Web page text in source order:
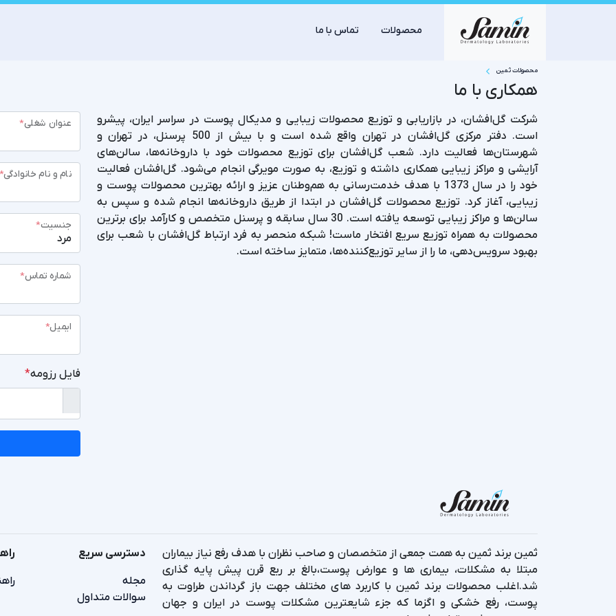
محصولات تماس با ما
محصولات‌ ثمین
همکاری با ما
شرکت گل‌افشان، در بازاریابی و توزیع محصولات زیبایی و مدیکال پوست در سراسر ایران، پیشرو
است. دفتر مرکزی گل‌افشان در تهران واقع شده است و با بیش از 500 پرسنل، در تهران و
شهرستان‌ها فعالیت دارد. شعب گل‌افشان برای توزیع محصولات خود با داروخانه‌ها، سالن‌های
آرایشی و مراکز زیبایی همکاری داشته و توزیع، به صورت مویرگی انجام می‌شود. گل‌افشان فعالیت
خود را در سال 1373 با هدف خدمت‌رسانی به هم‌وطنان عزیز و ارائه بهترین محصولات پوست و
زیبایی، آغاز کرد. توزیع محصولات گل‌افشان در ابتدا از طریق داروخانه‌ها انجام شده و سپس به
سالن‌ها و مراکز زیبایی توسعه یافته است. 30 سال سابقه و پرسنل متخصص و کارآمد برای برترین
محصولات به همراه توزیع سریع افتخار ماست! شبکه منحصر به فرد ارتباط گل‌افشان با شعب برای
بهبود سرویس‌دهی، ما را از سایر توزیع‌کننده‌ها، متمایز ساخته است.
عنوان شغلی*
نام و نام خانوادگی*
جنسیت*
شماره تماس*
ایمیل*
فایل رزومه*
ثمین برند ثمین به همت جمعی از متخصصان و صاحب نظران با هدف رفع نیاز بیماران
مبتلا به مشکلات، بیماری ها و عوارض پوست،بالغ بر ربع قرن پیش پایه گذاری
شد.اغلب محصولات برند ثمین با کاربرد های مختلف جهت باز گرداندن طراوت به
پوست، رفع خشکی و اگزما که جزء شایعترین مشکلات پوست در ایران و جهان
دسترسی سریع
مجله
سوالات متداول